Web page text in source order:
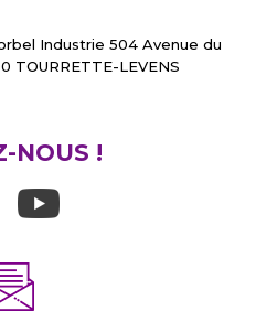
Industrie 504 Avenue du
TOURRETTE-LEVENS
NOUS !